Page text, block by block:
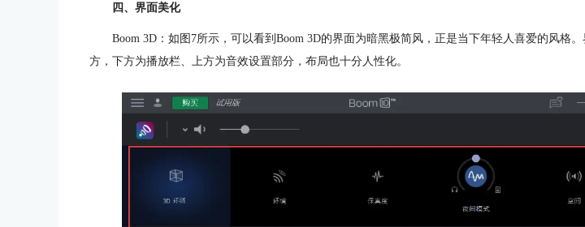
四、界面美化
Boom 3D：如图7所示，可以看到Boom 3D的界面为暗黑极简风，正是当下年轻人喜爱的风格
方，下方为播放栏、上方为音效设置部分，布局也十分人性化。